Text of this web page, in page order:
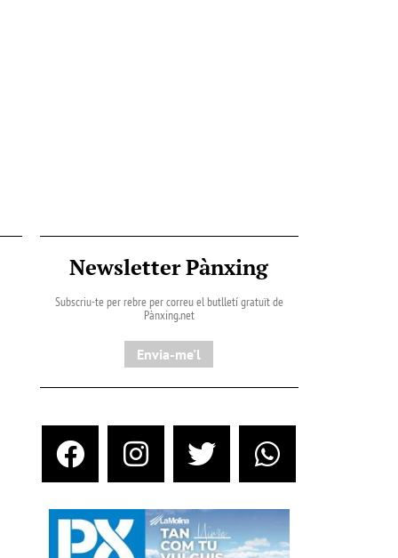
Newsletter Pànxing
Subscriu-te per rebre per correu el butlletí gratuït de
Pànxing.net​
Envia-me'l